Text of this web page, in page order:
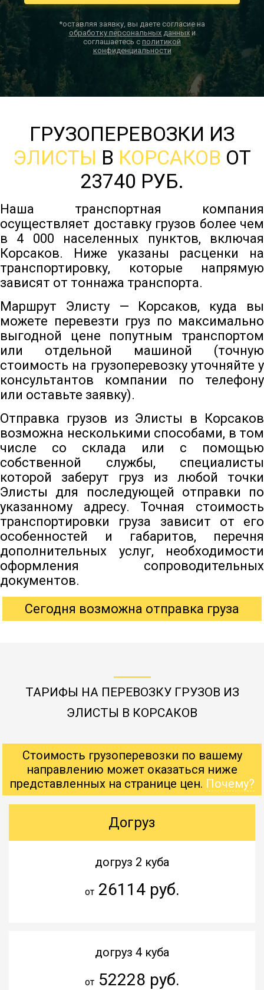
*оставляя заявку, вы даете согласие на
обработку персональных данныхи
соглашаетесь с политикой
конфиденциальности
ГРУЗОПЕРЕВОЗКИ ИЗ
ЭЛИСТЫ В КОРСАКОВ ОТ
23740 РУБ.
Наша транспортная компания
осуществляет доставку грузов более чем
в 4 000 населенных пунктов, включая
Корсаков. Ниже указаны расценки на
транспортировку, которые напрямую
зависят от тоннажа транспорта.
Маршрут Элисту — Корсаков, куда вы
можете перевезти груз по максимально
выгодной цене попутным транспортом
или отдельной машиной (точную
стоимость на грузоперевозку уточняйте у
консультантов компании по телефону
или оставьте заявку).
Отправка грузов из Элисты в Корсаков
возможна несколькими способами, в том
числе со склада или с помощью
собственной службы, специалисты
которой заберут груз из любой точки
Элисты для последующей отправки по
указанному адресу. Точная стоимость
транспортировки груза зависит от его
особенностей и габаритов, перечня
дополнительных услуг, необходимости
оформления сопроводительных
документов.
Сегодня возможна отправка груза
ТАРИФЫ НА ПЕРЕВОЗКУ ГРУЗОВ ИЗ
ЭЛИСТЫ В КОРСАКОВ
Стоимость грузоперевозки по вашему
направлению может оказаться ниже
представленных на странице цен. Почему?
Догруз
догруз 2 куба
от26114 руб.
догруз 4 куба
от52228 руб.